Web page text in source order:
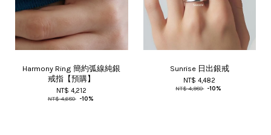
Harmony Ring 簡約弧線純銀
戒指【預購】
NT$ 4,212
NT$ 4,680 -10%
Sunrise 日出銀戒
NT$ 4,482
NT$ 4,980 -10%